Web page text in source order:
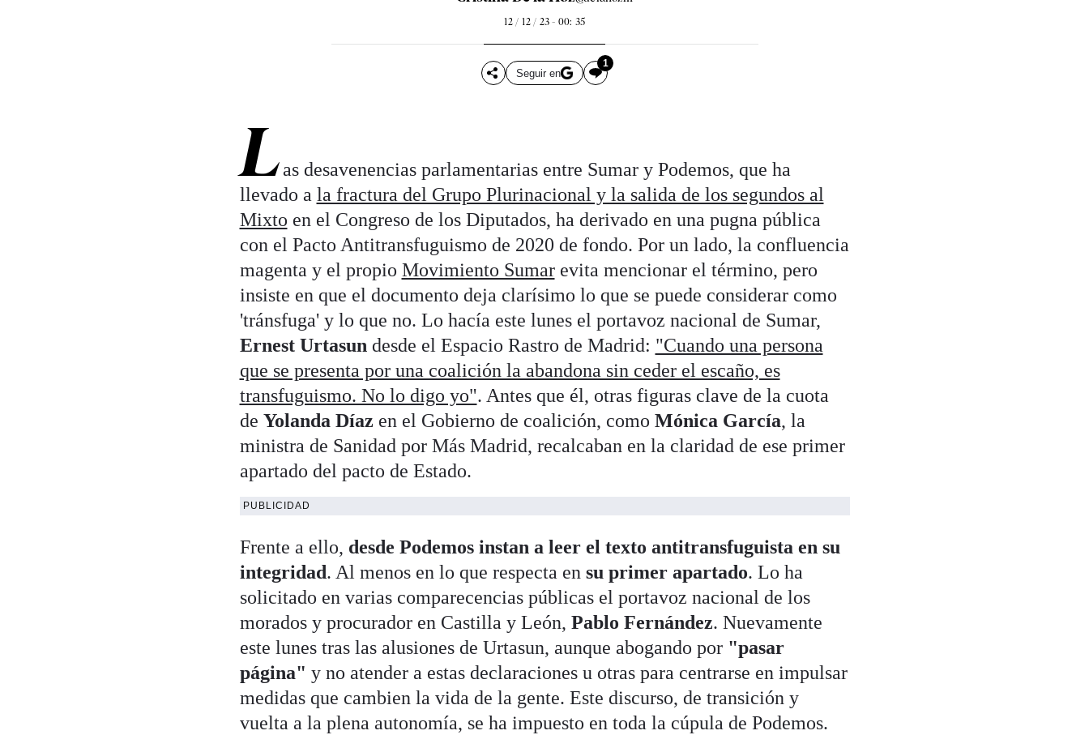
12 / 12 / 23 - 00: 35
Seguir en
1
Las desavenencias parlamentarias entre Sumar y Podemos, que ha
llevado a la fractura del Grupo Plurinacional y la salida de los segundos al
Mixto en el Congreso de los Diputados, ha derivado en una pugna pública
con el Pacto Antitransfuguismo de 2020 de fondo. Por un lado, la confluencia
magenta y el propio Movimiento Sumarevita mencionar el término, pero
insiste en que el documento deja clarísimo lo que se puede considerar como
'tránsfuga' y lo que no. Lo hacía este lunes el portavoz nacional de Sumar,
Ernest Urtasundesde el Espacio Rastro de Madrid: "Cuando una persona
que se presenta por una coalición la abandona sin ceder el escaño, es
transfuguismo. No lo digo yo". Antes que él, otras figuras clave de la cuota
de Yolanda Díaz en el Gobierno de coalición, como Mónica García, la
ministra de Sanidad por Más Madrid, recalcaban en la claridad de ese primer
apartado del pacto de Estado.
PUBLICIDAD
Frente a ello, desde Podemos instan a leer el texto antitransfuguista en su
integridad. Al menos en lo que respecta ensu primer apartado. Lo ha
solicitado en varias comparecencias públicas el portavoz nacional de los
morados y procurador en Castilla y León, Pablo Fernández. Nuevamente
este lunes tras las alusiones de Urtasun, aunque abogando por "pasar
página" y no atender a estas declaraciones u otras para centrarse en impulsar
medidas que cambien la vida de la gente. Este discurso, de transición y
vuelta a la plena autonomía, se ha impuesto en toda la cúpula de Podemos.